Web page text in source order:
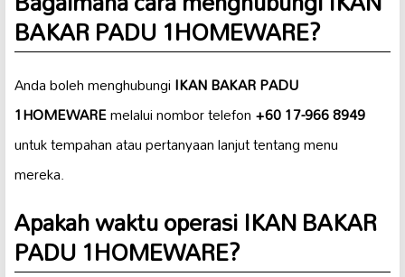
BAKAR PADU 1HOMEWARE?
Anda boleh menghubungiIKAN BAKAR PADU
1HOMEWAREmelalui nombor telefon+60 17-966 8949
untuk tempahan atau pertanyaan lanjut tentang menu
mereka.
Apakah waktu operasi IKAN BAKAR
PADU 1HOMEWARE?